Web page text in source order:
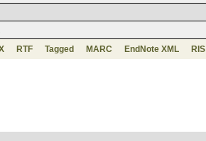
RTF Tagged MARC EndNote XML RIS